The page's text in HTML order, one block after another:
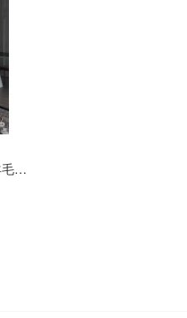
Max Mara Oggetti 女士羊毛开衫